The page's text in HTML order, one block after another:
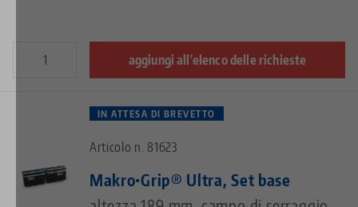
aggiungi all'elenco delle richieste
IN ATTESA DI BREVETTO
Articolo n. 81623
Makro•Grip® Ultra, Set base